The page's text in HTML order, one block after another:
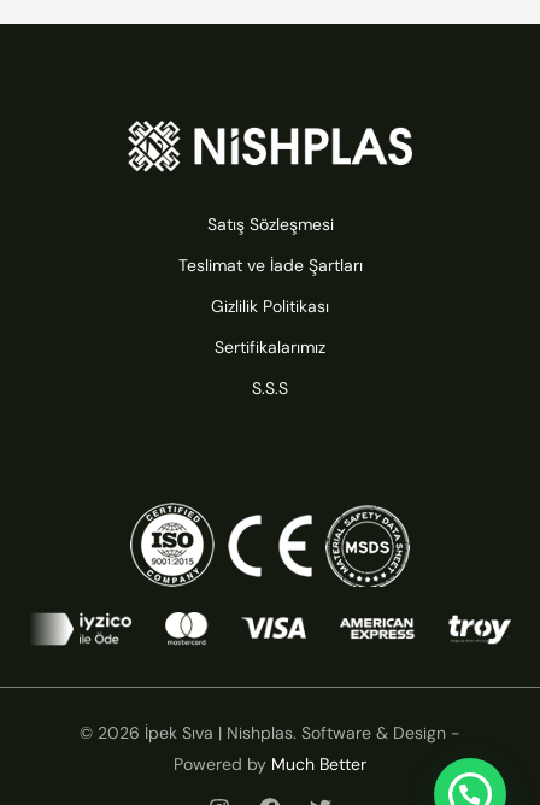
Satış Sözleşmesi
Teslimat ve İade Şartları
Gizlilik Politikası
Sertifikalarımız
S.S.S
© 2026 İpek Sıva | Nishplas. Software & Design -
Powered by Much Better